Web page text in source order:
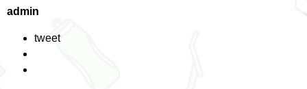
admin
tweet